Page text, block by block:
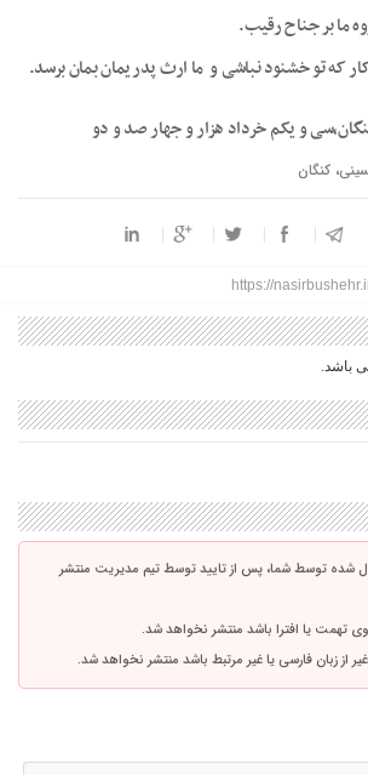
ما بر جناح رقیب.
که تو خشنود نباشی و ما ارث پدریمان بمان برسد.
و یکم خرداد هزار و جهار صد و دو
کنگان
https://
باشد.
شده توسط شما، پس از تایید توسط تیم مدیریت منتشر
تهمت یا افترا باشد منتشر نخواهد شد.
از زبان فارسی یا غیر مرتبط باشد منتشر نخواهد شد.